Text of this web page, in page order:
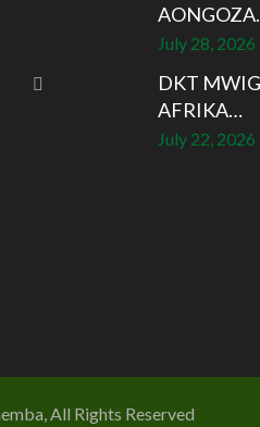
July 28, 2026
DKT
AFRIKA…
July 22, 2026
All Rights Reserved